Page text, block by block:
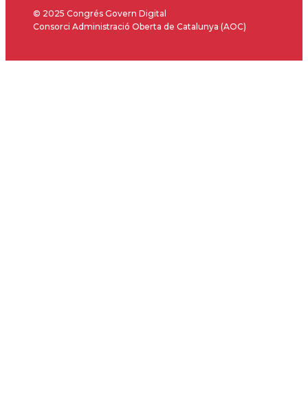
© 2025 Congrés Govern Digital
Consorci Administració Oberta de Catalunya (AOC)